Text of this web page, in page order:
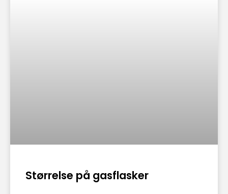
Størrelse på gasflasker